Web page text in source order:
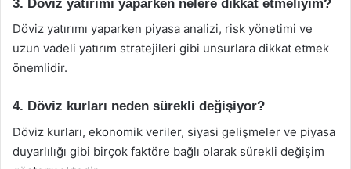
3. Döviz yatırımı yaparken nelere dikkat etmeliyim?
Döviz yatırımı yaparken piyasa analizi, risk yönetimi ve
uzun vadeli yatırım stratejileri gibi unsurlara dikkat etmek
önemlidir.
4. Döviz kurları neden sürekli değişiyor?
Döviz kurları, ekonomik veriler, siyasi gelişmeler ve piyasa
duyarlılığı gibi birçok faktöre bağlı olarak sürekli değişim